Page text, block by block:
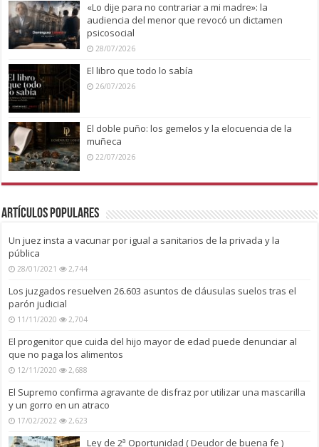
«Lo dije para no contrariar a mi madre»: la
audiencia del menor que revocó un dictamen
psicosocial
28/07/2026
El libro que todo lo sabía
26/07/2026
El doble puño: los gemelos y la elocuencia de la
muñeca
22/07/2026
Artículos Populares
Un juez insta a vacunar por igual a sanitarios de la privada y la
pública
28/01/2021 2,744
Los juzgados resuelven 26.603 asuntos de cláusulas suelos tras el
parón judicial
11/11/2020 2,704
El progenitor que cuida del hijo mayor de edad puede denunciar al
que no paga los alimentos
12/11/2020 2,688
El Supremo confirma agravante de disfraz por utilizar una mascarilla
y un gorro en un atraco
17/02/2022 2,623
Ley de 2ª Oportunidad ( Deudor de buena fe )